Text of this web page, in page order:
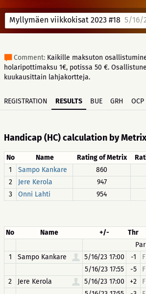
Myllymäen viikkokisat 2023 #18 5/16/23
Comment: Kaikille maksuton
holaripottimaksu 1€, potissa 50 €.
kuukausittain lahjakortteja.
REGISTRATION RESULTS BUE GRH OCP
Handicap (HC) calculation by
No Name Rating of Metrix
1
Sampo Kankare 860
2
Jere Kerola 947
3
Onni Lahti 954
No Name +/- Thr
Par
1
Sampo Kankare 5/16/23 17:00 -1 F
5/16/23 17:55
-5 F
2
Jere Kerola 5/16/23 17:00 +2 F